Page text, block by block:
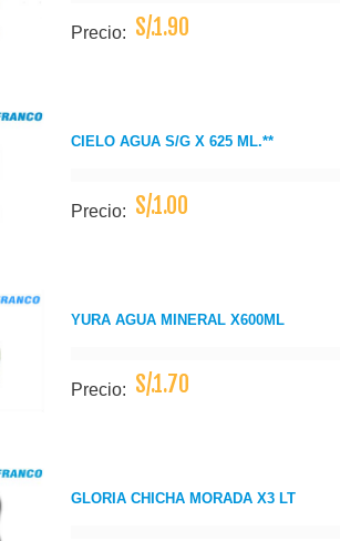
Precio: S/.1.90
CIELO AGUA S/G X 625 ML.**
Precio: S/.1.00
YURA AGUA MINERAL X600ML
Precio: S/.1.70
GLORIA CHICHA MORADA X3 LT